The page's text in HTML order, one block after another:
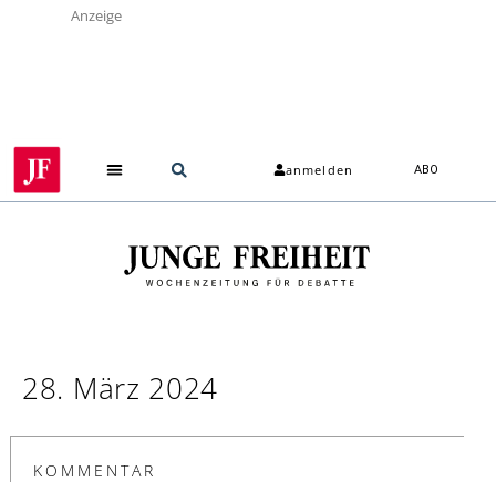
Anzeige
anmelden ABO
28. März 2024
KOMMENTAR